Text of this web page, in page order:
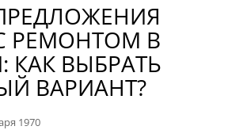
РЕМОНТОМ В
КАК ВЫБРАТЬ
ВАРИАНТ?
1970